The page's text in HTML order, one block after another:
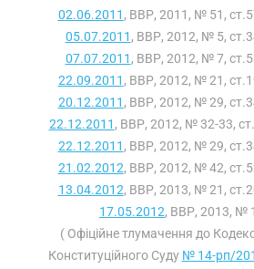
02.06.2011 , ВВР, 2011, № 51,
05.07.2011 , ВВР, 2012, № 5,
07.07.2011 , ВВР, 2012, № 7,
22.09.2011 , ВВР, 2012, № 21,
20.12.2011 , ВВР, 2012, № 29,
22.12.2011 , ВВР, 2012, № 32-33,
22.12.2011 , ВВР, 2012, № 29,
21.02.2012, ВВР, 2012, № 42,
13.04.2012, ВВР, 2013, № 21,
17.05.2012, ВВР, 2013, №
( Офіційне тлумачення до
Конституційного Суду № 14-рп/